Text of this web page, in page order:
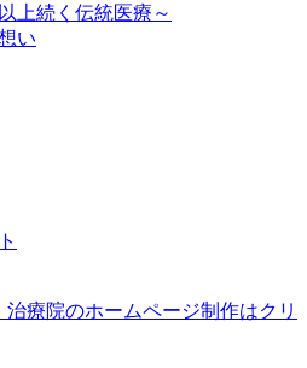
上続く伝統医療～
い
療院のホームページ制作はクリ